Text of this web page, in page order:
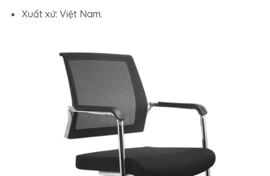
Xuất xứ: Việt Nam.